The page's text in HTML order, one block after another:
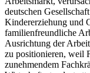
deutschen
Kindererziehung und
familienfreundliche
Ausrichtung der
zu positionieren, weil
zunehmendem